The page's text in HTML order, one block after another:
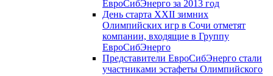
ЕвроСибЭнерго за 2013 год
День старта XXII зимних
Олимпийских игр в Сочи отметят
компании, входящие в Группу
ЕвроСибЭнерго
Представители ЕвроСибЭнерго стали
участниками эстафеты Олимпийского